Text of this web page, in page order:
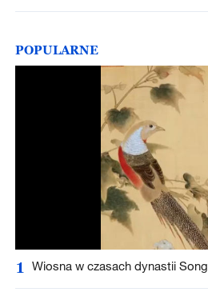
POPULARNE
1 Wiosna w czasach dynastii Song